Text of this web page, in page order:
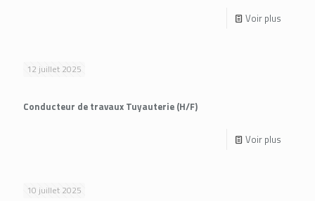
Voir plus
12 juillet 2025
Conducteur de travaux Tuyauterie (H/F)
Voir plus
10 juillet 2025